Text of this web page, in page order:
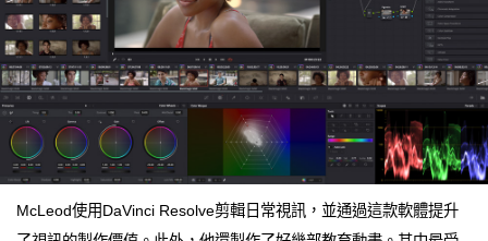
McLeod使用DaVinci Resolve剪輯日常視訊，並通過這款軟體提升